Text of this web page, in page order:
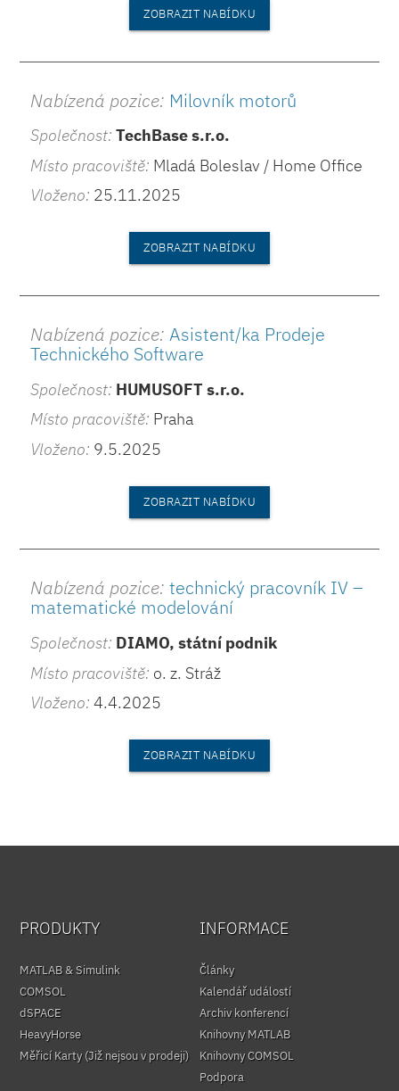
ZOBRAZIT NABÍDKU
Nabízená pozice: Milovník motorů
Společnost:TechBase s.r.o.
Místo pracoviště: Mladá Boleslav / Home Office
Vloženo: 25.11.2025
ZOBRAZIT NABÍDKU
Nabízená pozice:Asistent/ka Prodeje
Technického Software
Společnost: HUMUSOFT s.r.o.
Místo pracoviště: Praha
Vloženo: 9.5.2025
ZOBRAZIT NABÍDKU
Nabízená pozice:technický pracovník IV –
matematické modelování
Společnost: DIAMO, státní podnik
Místo pracoviště: o. z. Stráž
Vloženo:4.4.2025
ZOBRAZIT NABÍDKU
PRODUKTY
MATLAB & Simulink
COMSOL
dSPACE
HeavyHorse
Měřicí Karty (Již nejsou v prodeji)
INFORMACE
Články
Kalendář událostí
Archiv konferencí
Knihovny MATLAB
Knihovny COMSOL
Podpora